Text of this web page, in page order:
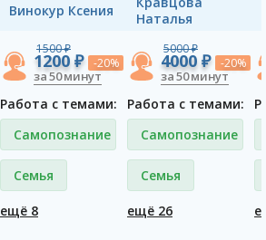
Винокур Ксения
1500 ₽
1200 ₽ -20%
за 50 минут
Работа с темами:
Самопознание
Семья
ещё 8
Наталья
5000 ₽
4000 ₽ -20%
за 50 минут
Работа с темами:
Самопознание
Семья
ещё 26